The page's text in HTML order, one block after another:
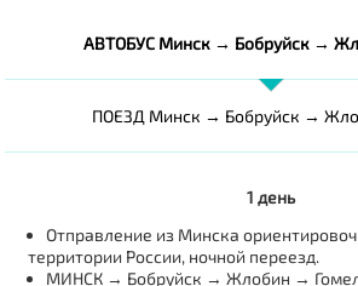
АВТОБУС Минск → Бобруйск →
ПОЕЗД Минск → Бобруйск →
1 день
Отправление из Минска
территории России, ночной переезд.
МИНСК → Бобруйск → Жлобин →